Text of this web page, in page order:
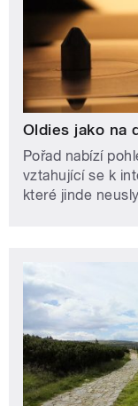
Oldies jako na
Pořad nabízí
vztahující se k
které jinde